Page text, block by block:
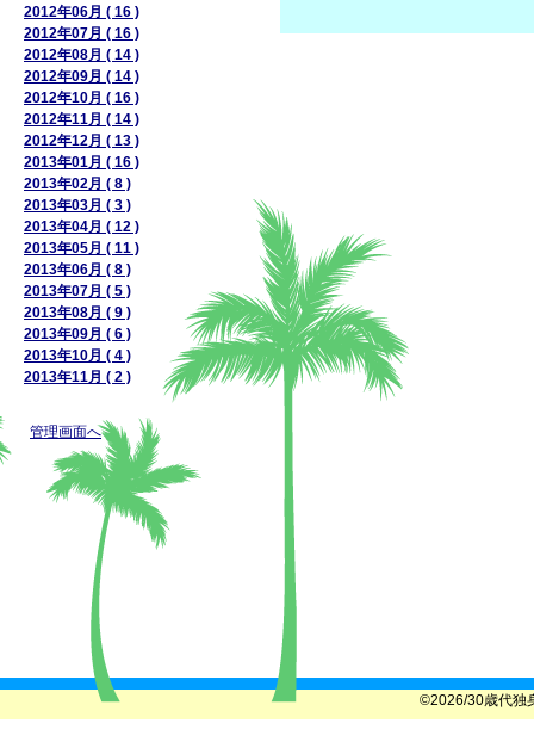
2012年06月 ( 16 )
2012年07月 ( 16 )
2012年08月 ( 14 )
2012年09月 ( 14 )
2012年10月 ( 16 )
2012年11月 ( 14 )
2012年12月 ( 13 )
2013年01月 ( 16 )
2013年02月 ( 8 )
2013年03月 ( 3 )
2013年04月 ( 12 )
2013年05月 ( 11 )
2013年06月 ( 8 )
2013年07月 ( 5 )
2013年08月 ( 9 )
2013年09月 ( 6 )
2013年10月 ( 4 )
2013年11月 ( 2 )
管理画面へ
©2026/30歳代独